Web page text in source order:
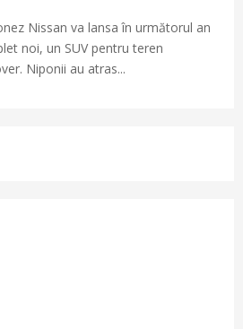
Nissan va lansa în următorul an
noi, un SUV pentru teren
Niponii au atras...